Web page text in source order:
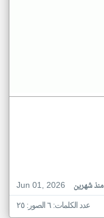
Jun 01, 2026
منذ شهرين
عدد الكلمات: ٦ الصور: ٢٥